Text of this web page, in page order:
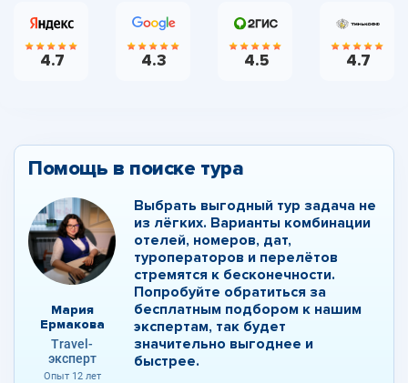
4.7 4.3 4.5 4.7
Помощь в поиске тура
Мария
Ермакова
Travel-
эксперт
Опыт 12 лет
Выбрать выгодный тур задача не
из лёгких. Варианты комбинации
отелей, номеров, дат,
туроператоров и перелётов
стремятся к бесконечности.
Попробуйте обратиться за
бесплатным подбором к нашим
экспертам, так будет
значительно выгоднее и
быстрее.